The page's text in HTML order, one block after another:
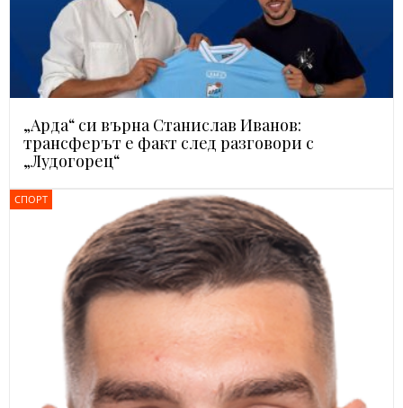
„Арда“ си върна Станислав Иванов:
трансферът е факт след разговори с
„Лудогорец“
СПОРТ